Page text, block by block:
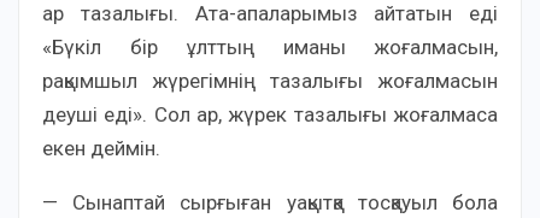
ар тазалығы. Ата-апаларымыз айтатын еді
«Бүкіл бір ұлттың иманы жоғалмасын,
рақымшыл жүрегімнің тазалығы жоғалмасын
деуші еді». Сол ар, жүрек тазалығы жоғалмаса
екен деймін.
— Сынаптай сырғыған уақытқа тосқауыл бола